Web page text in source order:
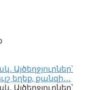
Այծեղջյուրներ՝
եղեք, քանզի․․․
Այծեղջյուրներ՝